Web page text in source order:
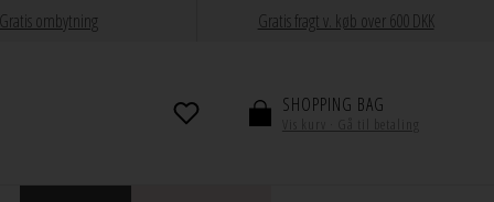
Gratis ombytning Gratis fragt v. køb over 600 DKK
SHOPPING BAG